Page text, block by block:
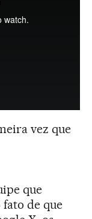
vez que
que
de que